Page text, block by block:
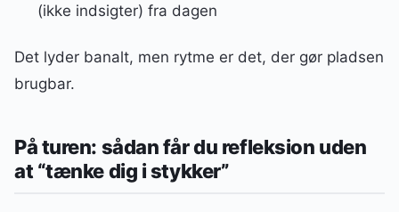
(ikke indsigter) fra dagen
Det lyder banalt, men rytme er det, der gør pladsen
brugbar.
På turen: sådan får du refleksion uden
at “tænke dig i stykker”